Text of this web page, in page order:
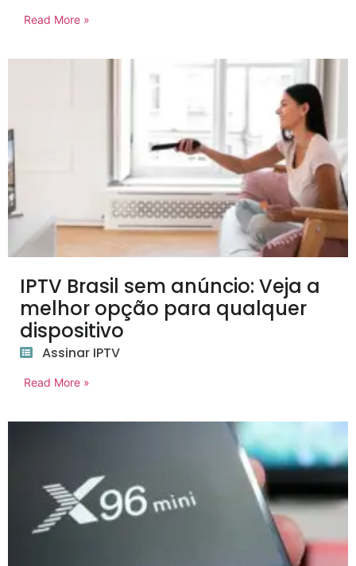
Read More »
IPTV Brasil sem anúncio: Veja a
melhor opção para qualquer
dispositivo
Assinar IPTV
Read More »